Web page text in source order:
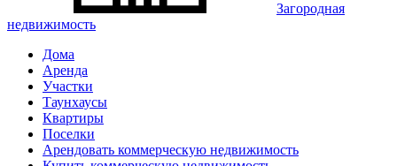
Загородная
недвижимость
Дома
Аренда
Участки
Таунхаусы
Квартиры
Поселки
Арендовать коммерческую недвижимость